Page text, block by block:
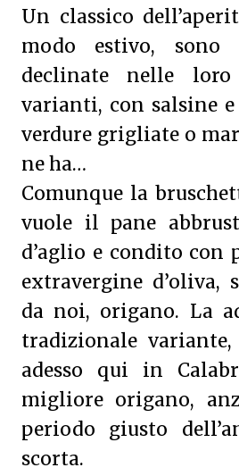
Un classico
modo estivo, sono
declinate nelle loro
varianti, con salsine
verdure grigliate o
ne ha…
Comunque la
vuole il pane
d’aglio e condito con
extravergine d’oliva,
da noi, origano. La
tradizionale
adesso qui in
migliore origano,
periodo giusto
scorta.